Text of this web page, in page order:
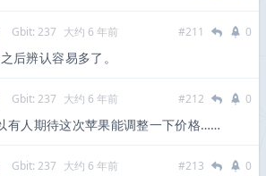
Gbit: 237 大约 6 年前 #211 0
后辨认容易多了。
Gbit: 237 大约 6 年前 #212 0
有人期待这次苹果能调整一下价格……
Gbit: 237 大约 6 年前 #213 0